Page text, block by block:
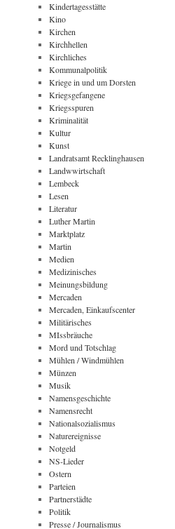
Kindertagesstätte
Kino
Kirchen
Kirchhellen
Kirchliches
Kommunalpolitik
Kriege in und um Dorsten
Kriegsgefangene
Kriegsspuren
Kriminalität
Kultur
Kunst
Landratsamt Recklinghausen
Landwwirtschaft
Lembeck
Lesen
Literatur
Luther Martin
Marktplatz
Martin
Medien
Medizinisches
Meinungsbildung
Mercaden
Mercaden, Einkaufscenter
Militärisches
MIssbräuche
Mord und Totschlag
Mühlen / Windmühlen
Münzen
Musik
Namensgeschichte
Namensrecht
Nationalsozialismus
Naturereignisse
Notgeld
NS-Lieder
Ostern
Parteien
Partnerstädte
Politik
Presse / Journalismus